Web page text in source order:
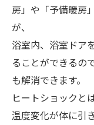
房」や「予備暖房
が、
浴室内、浴室ドア
ることができるの
も解消できます。
ヒートショックと
温度変化が体に引